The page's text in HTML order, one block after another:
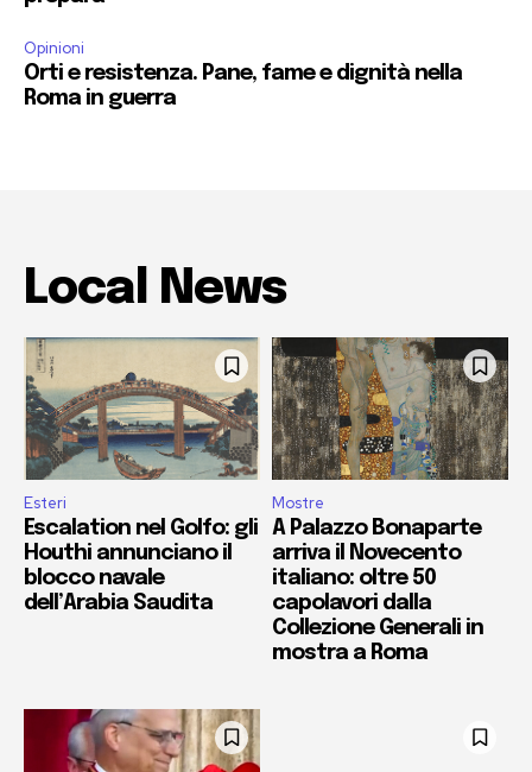
Opinioni
Orti e resistenza. Pane, fame e dignità nella
Roma in guerra
Local News
Esteri
Escalation nel Golfo: gli
Houthi annunciano il
blocco navale
dell’Arabia Saudita
Mostre
A Palazzo Bonaparte
arriva il Novecento
italiano: oltre 50
capolavori dalla
Collezione Generali in
mostra a Roma